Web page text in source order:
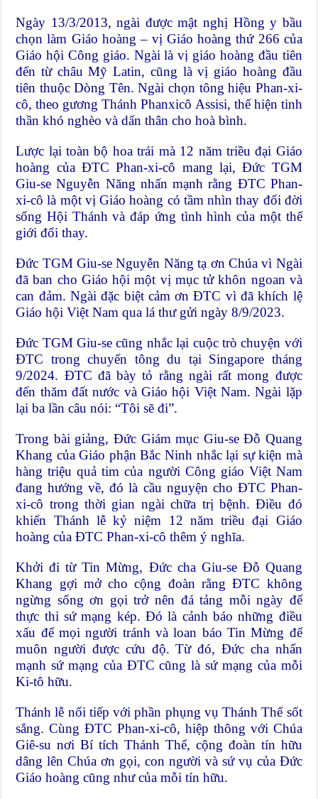
Ngày 13/3/2013, ngài được mật nghị Hồng y bầu
chọn làm Giáo hoàng – vị Giáo hoàng thứ 266 của
Giáo hội Công giáo. Ngài là vị giáo hoàng đầu tiên
đến từ châu Mỹ Latin, cũng là vị giáo hoàng đầu
tiên thuộc Dòng Tên. Ngài chọn tông hiệu Phan-xi-
cô, theo gương Thánh Phanxicô Assisi, thể hiện tinh
thần khó nghèo và dấn thân cho hoà bình.
Lược lại toàn bộ hoa trái mà 12 năm triều đại Giáo
hoàng của ĐTC Phan-xi-cô mang lại, Đức TGM
Giu-se Nguyễn Năng nhấn mạnh rằng ĐTC Phan-
xi-cô là một vị Giáo hoàng có tầm nhìn thay đổi đời
sống Hội Thánh và đáp ứng tình hình của một thế
giới đổi thay.
Đức TGM Giu-se Nguyễn Năng tạ ơn Chúa vì Ngài
đã ban cho Giáo hội một vị mục tử khôn ngoan và
can đảm. Ngài đặc biệt cảm ơn ĐTC vì đã khích lệ
Giáo hội Việt Nam qua lá thư gửi ngày 8/9/2023.
Đức TGM Giu-se cũng nhắc lại cuộc trò chuyện với
ĐTC trong chuyến tông du tại Singapore tháng
9/2024. ĐTC đã bày tỏ rằng ngài rất mong được
đến thăm đất nước và Giáo hội Việt Nam. Ngài lặp
lại ba lần câu nói: “Tôi sẽ đi”.
Trong bài giảng, Đức Giám mục Giu-se Đỗ Quang
Khang của Giáo phận Bắc Ninh nhắc lại sự kiện mà
hàng triệu quả tim của người Công giáo Việt Nam
đang hướng về, đó là cầu nguyện cho ĐTC Phan-
xi-cô trong thời gian ngài chữa trị bệnh. Điều đó
khiến Thánh lễ kỷ niệm 12 năm triều đại Giáo
hoàng của ĐTC Phan-xi-cô thêm ý nghĩa.
Khởi đi từ Tin Mừng, Đức cha Giu-se Đỗ Quang
Khang gợi mở cho cộng đoàn rằng ĐTC không
ngừng sống ơn gọi trở nên đá tảng mỗi ngày để
thực thi sứ mạng kép. Đó là cảnh báo những điều
xấu để mọi người tránh và loan báo Tin Mừng để
muôn người được cứu độ. Từ đó, Đức cha nhấn
mạnh sứ mạng của ĐTC cũng là sứ mạng của mỗi
Ki-tô hữu.
Thánh lễ nối tiếp với phần phụng vụ Thánh Thể sốt
sắng. Cùng ĐTC Phan-xi-cô, hiệp thông với Chúa
Giê-su nơi Bí tích Thánh Thể, cộng đoàn tín hữu
dâng lên Chúa ơn gọi, con người và sứ vụ của Đức
Giáo hoàng cũng như của mỗi tín hữu.